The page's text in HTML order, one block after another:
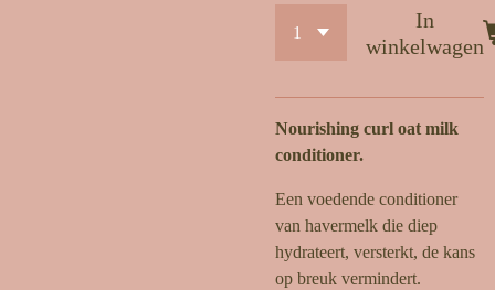
In
winkelwagen
Nourishing curl oat milk
conditioner.
Een voedende conditioner
van havermelk die diep
hydrateert, versterkt, de kans
op breuk vermindert.